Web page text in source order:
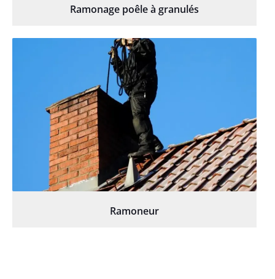
Ramonage poêle à granulés
Ramoneur